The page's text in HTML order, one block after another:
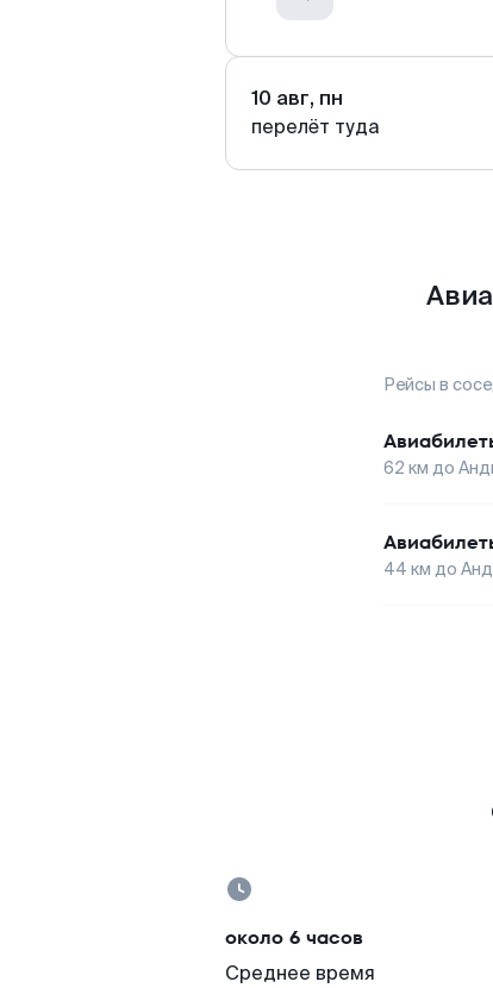
10 авг, пн
перелёт туда
Рейсы в
62 км до
44 км до
около 6 часов
Среднее время